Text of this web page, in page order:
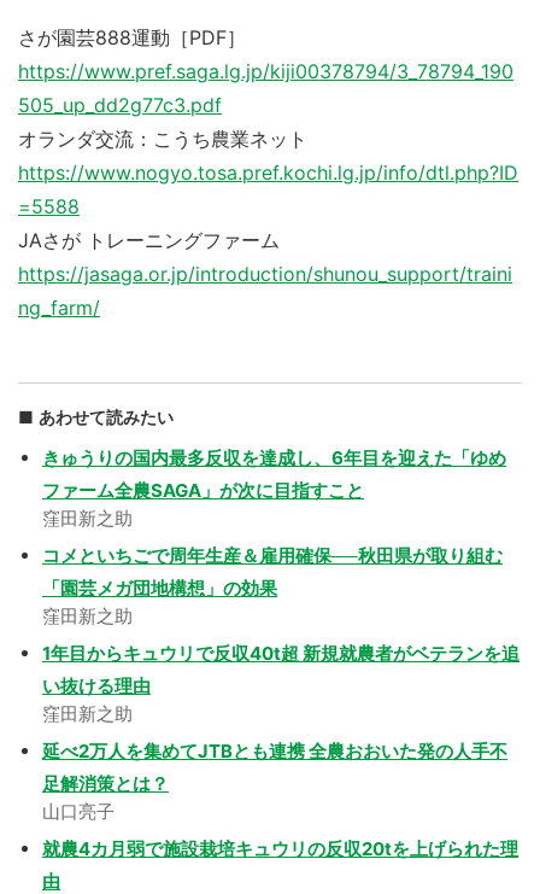
さが園芸888運動［PDF］
https://www.pref.saga.lg.jp/kiji00378794/3_78794_190
505_up_dd2g77c3.pdf
オランダ交流：こうち農業ネット
https://www.nogyo.tosa.pref.kochi.lg.jp/info/dtl.php?ID
=5588
JAさが トレーニングファーム
https://jasaga.or.jp/introduction/shunou_support/traini
ng_farm/
あわせて読みたい
きゅうりの国内最多反収を達成し、6年目を迎えた「ゆめ
ファーム全農SAGA」が次に目指すこと
窪田新之助
コメといちごで周年生産＆雇用確保──秋田県が取り組む
「園芸メガ団地構想」の効果
窪田新之助
1年目からキュウリで反収40t超 新規就農者がベテランを追
い抜ける理由
窪田新之助
延べ2万人を集めてJTBとも連携 全農おおいた発の人手不
足解消策とは？
山口亮子
就農4カ月弱で施設栽培キュウリの反収20tを上げられた理
由